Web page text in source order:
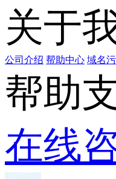
关于
公司介绍 帮助中心 域名
帮助
在线